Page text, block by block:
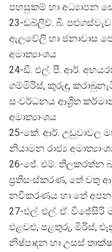
පහසුකම් හා අධ්‍යාපන
23-ඩබ්ලිව්. බී.
ඇලවේලි හා ජනාවාස
අමාත්‍යාංශය
24-ඩී. එල්. පී. ආර්.
ගම්මිරිස්, කුරුඳු,
සංවර්ධනය ආශ්‍රිත
අමාත්‍යාංශය
25-කේ. ආර්. උඩුවාවල
නියාමන රාජ්‍ය
26-ජේ. එම්. තිලකරත්න
ප්‍රතිසංස්කරණ, තේ වතු
නවීකරණය හා තේ
27-එල්. එල්. ඒ. විජේසිරි
එළවළු, පළතුරු, මිරිස්,
නිෂ්පාදන හා උසස්